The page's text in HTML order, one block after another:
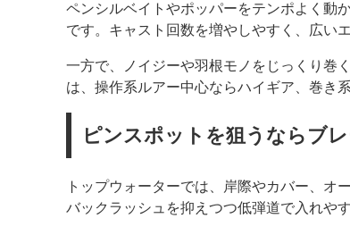
ペンシルベイトやポッパーをテンポよく動
です。キャスト回数を増やしやすく、広い
一方で、ノイジーや羽根モノをじっくり巻
は、操作系ルアー中心ならハイギア、巻き
ピンスポットを狙うならブ
トップウォーターでは、岸際やカバー、オ
バックラッシュを抑えつつ低弾道で入れや